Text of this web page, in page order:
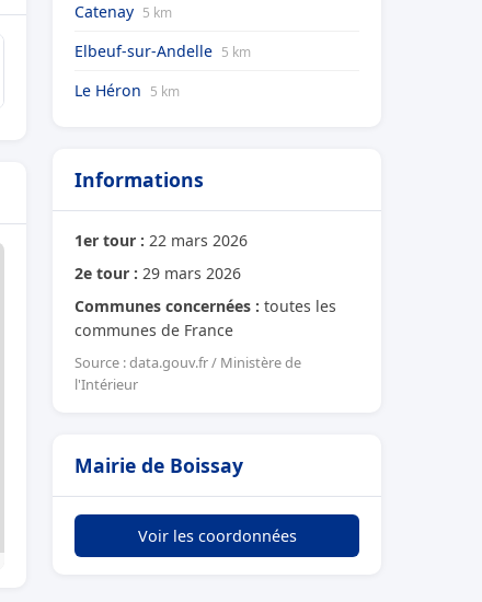
Catenay 5 km
Elbeuf-sur-Andelle 5 km
Le Héron 5 km
Informations
1er tour : 22 mars 2026
2e tour : 29 mars 2026
Communes concernées : toutes les
communes de France
Source : data.gouv.fr / Ministère de
l'Intérieur
Mairie de Boissay
Voir les coordonnées